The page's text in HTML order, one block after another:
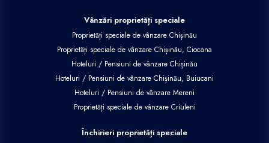
©2026 REAL ESTATE FRANCHISE SRL
Site creat în